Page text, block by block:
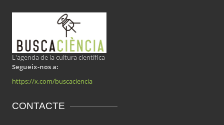
L'agenda de la cultura científica
Segueix-nos a:
https://x.com/buscaciencia
CONTACTE